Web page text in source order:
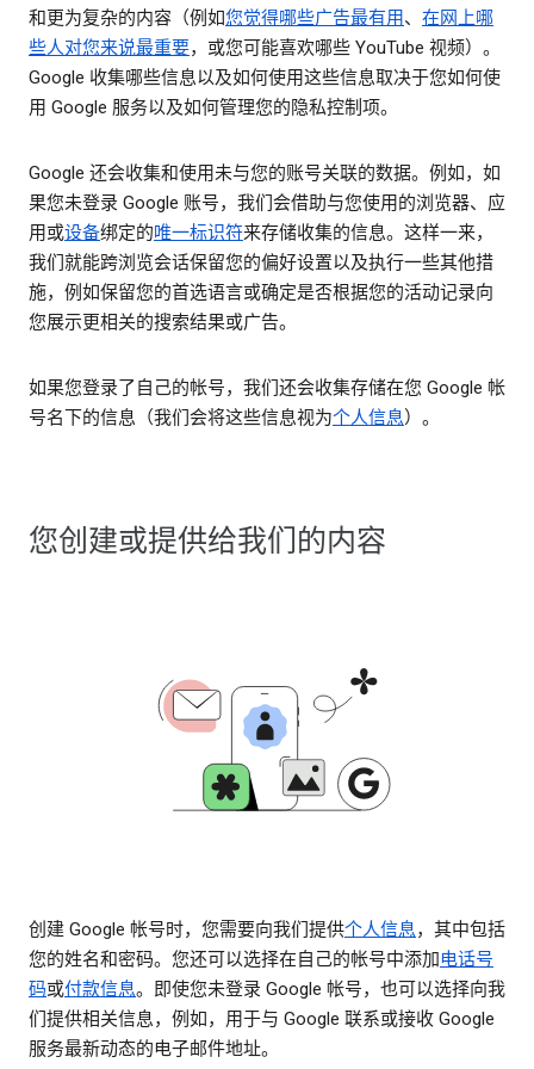
和更为复杂的内容（例如您觉得哪些广告最有用、 在网上哪
些人对您来说最重要，或您可能喜欢哪些 YouTube 视频）。
Google 收集哪些信息以及如何使用这些信息取决于您如何使
用 Google 服务以及如何管理您的隐私控制项。
Google 还会收集和使用未与您的账号关联的数据。例如，如
果您未登录 Google 账号，我们会借助与您使用的浏览器、应
用或设备绑定的唯一标识符来存储收集的信息。这样一来，
我们就能跨浏览会话保留您的偏好设置以及执行一些其他措
施，例如保留您的首选语言或确定是否根据您的活动记录向
您展示更相关的搜索结果或广告。
如果您登录了自己的帐号，我们还会收集存储在您 Google 帐
号名下的信息（我们会将这些信息视为个人信息）。
您创建或提供给我们的内容
创建 Google 帐号时，您需要向我们提供个人信息，其中包括
您的姓名和密码。您还可以选择在自己的帐号中添加电话号
码或付款信息。即使您未登录 Google 帐号，也可以选择向我
们提供相关信息，例如，用于与 Google 联系或接收 Google
服务最新动态的电子邮件地址。